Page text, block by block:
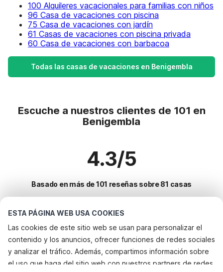
ESTA PÁGINA WEB USA COOKIES
Las cookies de este sitio web se usan para personalizar el
contenido y los anuncios, ofrecer funciones de redes sociales
y analizar el tráfico. Además, compartimos información sobre
el uso que haga del sitio web con nuestros partners de redes
100 Alquileres vacacionales para familias con niños
96 Casa de vacaciones con piscina
75 Casa de vacaciones con jardín
61 Casas de vacaciones con piscina privada
60 Casa de vacaciones con barbacoa
Todas las casas de vacaciones en Benigembla
Escuche a nuestros clientes de 101 en
Benigembla
4.3/5
Basado en más de 101 reseñas sobre 81 casas
Destinos más populares para vacaciones
Ciudades con los mejores servicios para vacaciones
Alquileres vacacionales para familias con niños relleu
Servicios populares para vacaciones en Benigembla